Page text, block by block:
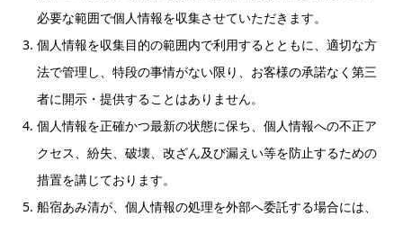
必要な範囲で個人情報を収集させていただきます。
個人情報を収集目的の範囲内で利用するとともに、適切な方
法で管理し、特段の事情がない限り、お客様の承諾なく第三
者に開示・提供することはありません。
個人情報を正確かつ最新の状態に保ち、個人情報への不正ア
クセス、紛失、破壊、改ざん及び漏えい等を防止するための
措置を講じております。
船宿あみ清が、個人情報の処理を外部へ委託する場合には、